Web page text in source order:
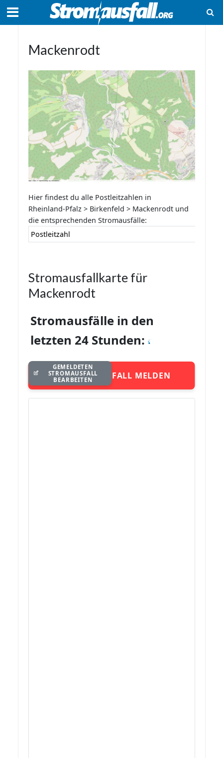
Mackenrodt
Hier findest du alle Postleitzahlen in
Rheinland-Pfalz > Birkenfeld > Mackenrodt und
die entsprechenden Stromausfälle:
Postleitzahl
Stromausfallkarte für
Mackenrodt
Stromausfälle in den
letzten 24 Stunden:
STROMAUSFALL MELDEN
GEMELDETEN
STROMAUSFALL
BEARBEITEN